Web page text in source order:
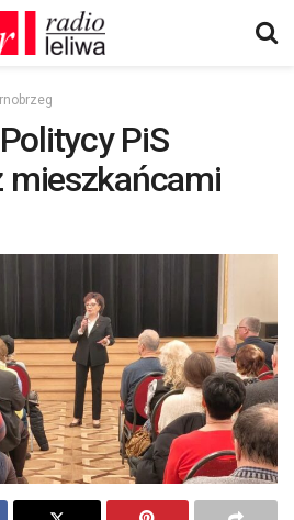
PiS
mieszkańcami